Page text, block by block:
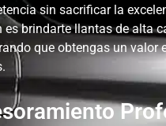
sin sacrificar la
es brindarte llantas de alta
que obtengas un valor